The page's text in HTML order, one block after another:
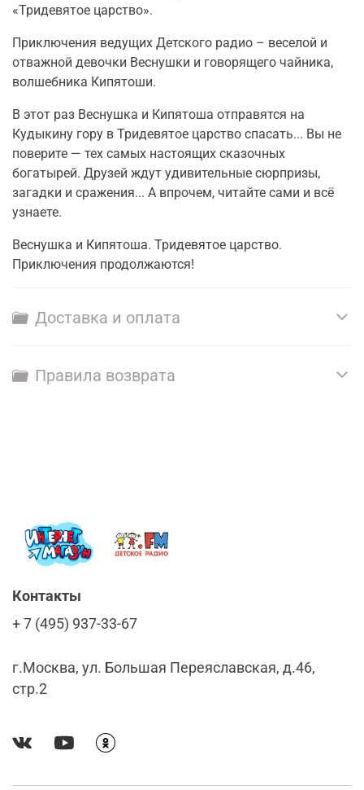
«Тридевятое царство».
Приключения ведущих Детского радио – веселой и
отважной девочки Веснушки и говорящего чайника,
волшебника Кипятоши.
В этот раз Веснушка и Кипятоша отправятся на
Кудыкину гору в Тридевятое царство спасать... Вы не
поверите — тех самых настоящих сказочных
богатырей. Друзей ждут удивительные сюрпризы,
загадки и сражения... А впрочем, читайте сами и всё
узнаете.
Веснушка и Кипятоша. Тридевятое царство.
Приключения продолжаются!
Доставка и оплата
Правила возврата
Контакты
+ 7 (495) 937-33-67
г.Москва, ул. Большая Переяславская, д.46,
стр.2